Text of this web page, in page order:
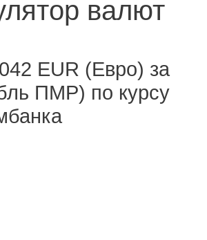
валют
EUR (Евро) за
ПМР) по курсу